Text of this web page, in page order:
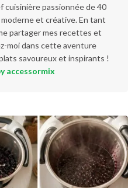
cuisinière passionnée de 40
et créative. En tant
partager mes recettes et
moi dans cette aventure
savoureux et inspirants !
accessormix